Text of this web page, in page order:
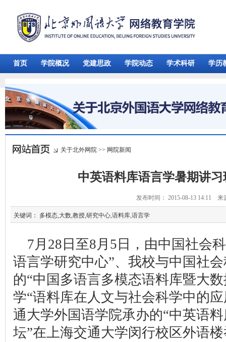
首页 学院概况 党建思政 学院动态 学术科研 学历
关于北外网院 >> 网院新闻
中英语料库语言学暑期讲
发布时间： 2015-08-13 14:11
关键词： 多模态,大数,教授,研究中心,语料库,语言学
7月28日至8月5日，由中国社会
语言学研究中心”、我校与中国社
的“中国多语言多模态语料库暨大
学“语料库在人文与社会科学中的
通大学外国语学院承办的“中英语
坛”在上海交通大学闵行校区外语